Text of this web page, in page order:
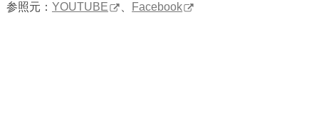
参照元： YOUTUBE Facebook